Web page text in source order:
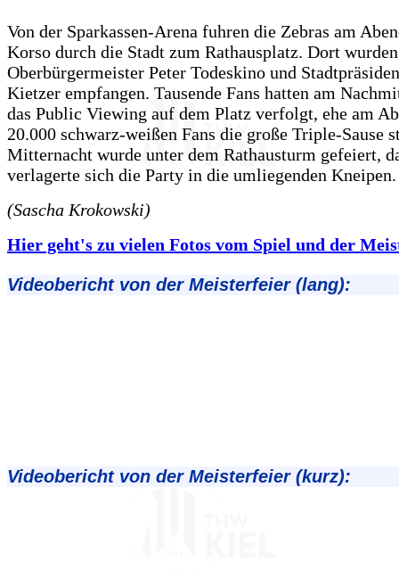
Von der Sparkassen-Arena fuhren die Zebras am
Korso durch die Stadt zum Rathausplatz. Dort
Oberbürgermeister Peter Todeskino und
Kietzer empfangen. Tausende Fans hatten am
das Public Viewing auf dem Platz verfolgt, ehe am
20.000 schwarz-weißen Fans die große Triple-Sause
Mitternacht wurde unter dem Rathausturm gefeiert,
verlagerte sich die Party in die umliegenden Kneipen.
(Sascha Krokowski)
Hier geht's zu vielen Fotos vom Spiel und der
Videobericht von der Meisterfeier (lang):
Videobericht von der Meisterfeier (kurz):